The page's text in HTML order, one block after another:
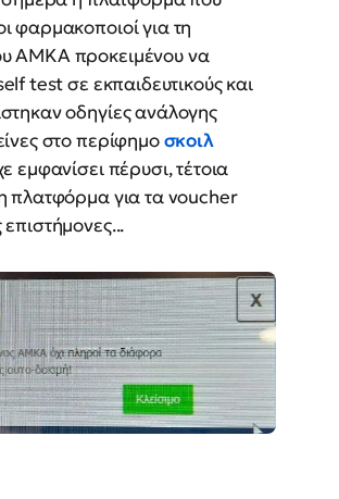
φαρμακοποιοί για τη
ΑΜΚΑ προκειμένου να
test σε εκπαιδευτικούς και
οδηγίες ανάλογης
στο περίφημοσκοιλ
εμφανίσει πέρυσι, τέτοια
πλατφόρμα για τα voucher